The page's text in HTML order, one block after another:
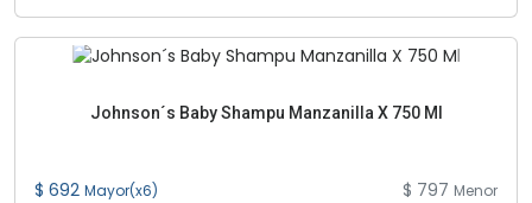
Johnson´s Baby Shampu Manzanilla X 750 Ml
$ 692 Mayor(x6) $ 797 Menor